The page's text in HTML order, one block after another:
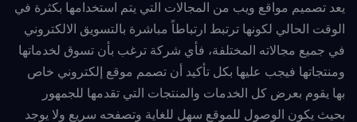
يعد تصميم مواقع ويب من المجالات التي يتم استخدامها بكثرة في
الوقت الحالي لكونها ترتبط ارتباطاً مباشرة بالتسويق الالكتروني
في جميع مجالاته المختلفة، فأي شركة ترغب بأن تسوق لخدماتها
ومنتجاتها فيجب عليها بكل تأكيد أن تصمم موقع إلكتروني خاص
بها يقوم بعرض كل الخدمات والمنتجات التي تقدمها للجمهور
بحيث يكون الوصول للموقع سهل للغاية وتصفحه سريع ولا يوجد